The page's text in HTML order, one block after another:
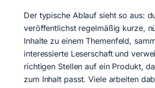
Der typische Ablauf sieht so aus:
veröffentlichst regelmäßig kurze,
Inhalte zu einem Themenfeld,
interessierte Leserschaft und
richtigen Stellen auf ein Produkt,
zum Inhalt passt. Viele arbeiten